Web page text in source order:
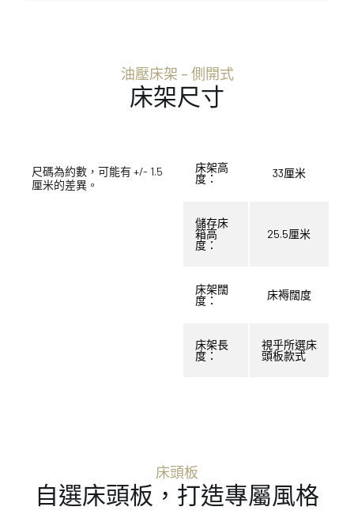
油壓床架 – 側開式
床架尺寸
尺碼為約數，可能有 +/- 1.5
厘米的差異。
床架高
度：
33厘米
儲存床
箱高
度：
25.5厘米
床架闊
度：
床褥闊度
床架長
度：
視乎所選床
頭板款式
床頭板
自選床頭板，打造專屬風格